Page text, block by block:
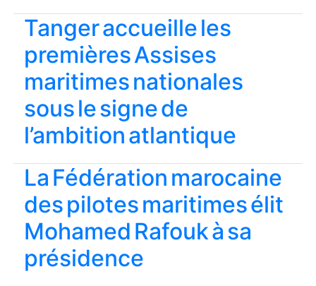
Tanger accueille les
premières Assises
maritimes nationales
sous le signe de
l’ambition atlantique
La Fédération marocaine
des pilotes maritimes élit
Mohamed Rafouk à sa
présidence